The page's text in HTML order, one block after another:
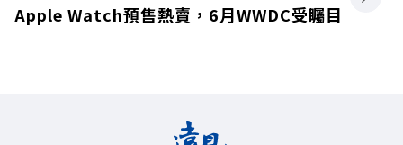
Apple Watch預售熱賣，6月WWDC受矚目